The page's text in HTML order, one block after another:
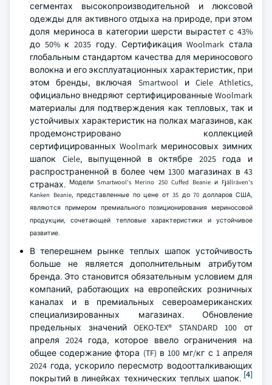
сегментах высокопроизводительной и люксовой
одежды для активного отдыха на природе, при этом
доля мериноса в категории шерсти вырастет с 43%
до 50% к 2035 году. Сертификация Woolmark стала
глобальным стандартом качества для мериносового
волокна и его эксплуатационных характеристик, при
этом бренды, включая Smartwool и Ciele Athletics,
официально внедряют сертифицированные Woolmark
материалы для подтверждения как тепловых, так и
устойчивых характеристик на полках магазинов, как
продемонстрировано коллекцией
сертифицированных Woolmark мериносовых зимних
шапок Ciele, выпущенной в октябре 2025 года и
распространенной в более чем 1300 магазинах в 43
странах. Модели Smartwool's Merino 250 Cuffed Beanie и Fjällräven's
Kanken Beanie, представленные по цене от 35 до 70 долларов США,
являются примером премиального позиционирования мериносовой
продукции, сочетающей тепловые характеристики и устойчивое
развитие.
В теперешнем рынке теплых шапок устойчивость
больше не является дополнительным атрибутом
бренда. Это становится обязательным условием для
компаний, работающих на европейских розничных
каналах и в премиальных североамериканских
специализированных магазинах. Обновление
предельных значений OEKO-TEX® STANDARD 100 от
апреля 2024 года, которое ввело ограничения на
общее содержание фтора (TF) в 100 мг/кг с 1 апреля
2024 года, ускорило пересмотр водоотталкивающих
покрытий в линейках технических теплых шапок. [4]